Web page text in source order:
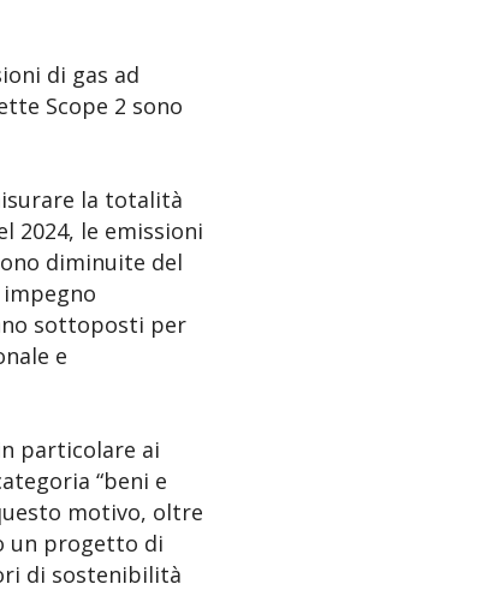
di gas ad
Scope 2 sono
la totalità
2024, le emissioni
diminuite del
sottoposti per
e
particolare ai
“beni e
motivo, oltre
un progetto di
di sostenibilità